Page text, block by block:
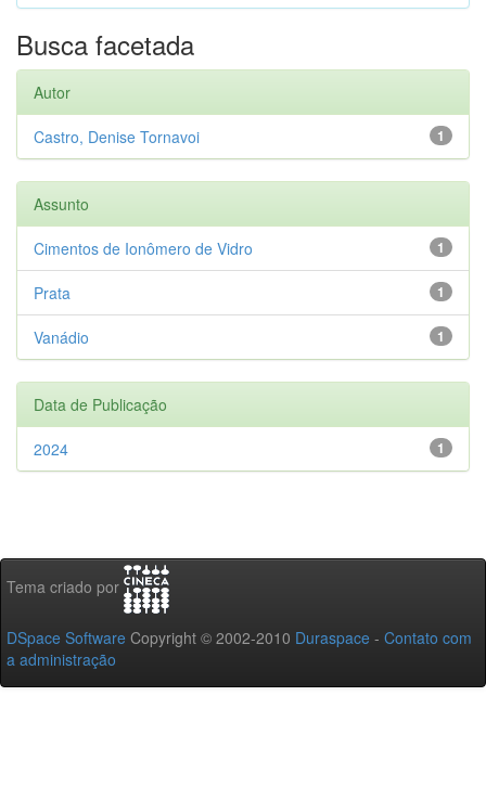
Busca facetada
Autor
1
Castro, Denise Tornavoi
Assunto
1
Cimentos de Ionômero de Vidro
1
Prata
1
Vanádio
Data de Publicação
1
2024
Tema criado por
DSpace Software Copyright © 2002-2010 Duraspace - Contato com
a administração